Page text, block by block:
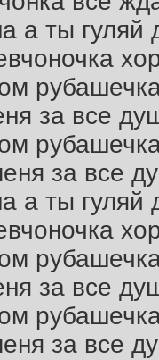
а ты гуляй
за все
за все
а ты гуляй
за все
за все